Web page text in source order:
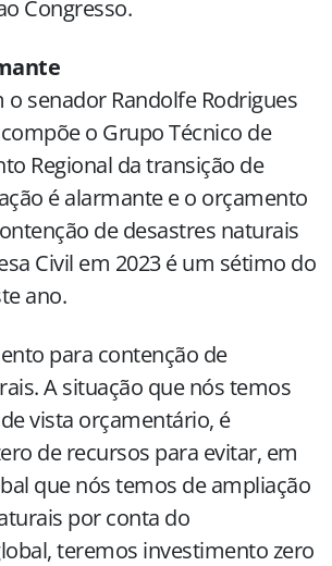
Congresso.
o senador Randolfe Rodrigues
o Grupo Técnico de
Regional da transição de
é alarmante e o orçamento
de desastres naturais
Civil em 2023 é um sétimo do
ano.
para contenção de
A situação que nós temos
vista orçamentário, é
de recursos para evitar, em
que nós temos de ampliação
por conta do
teremos investimento zero